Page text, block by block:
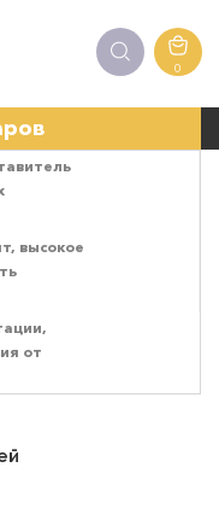
0
высокое
от